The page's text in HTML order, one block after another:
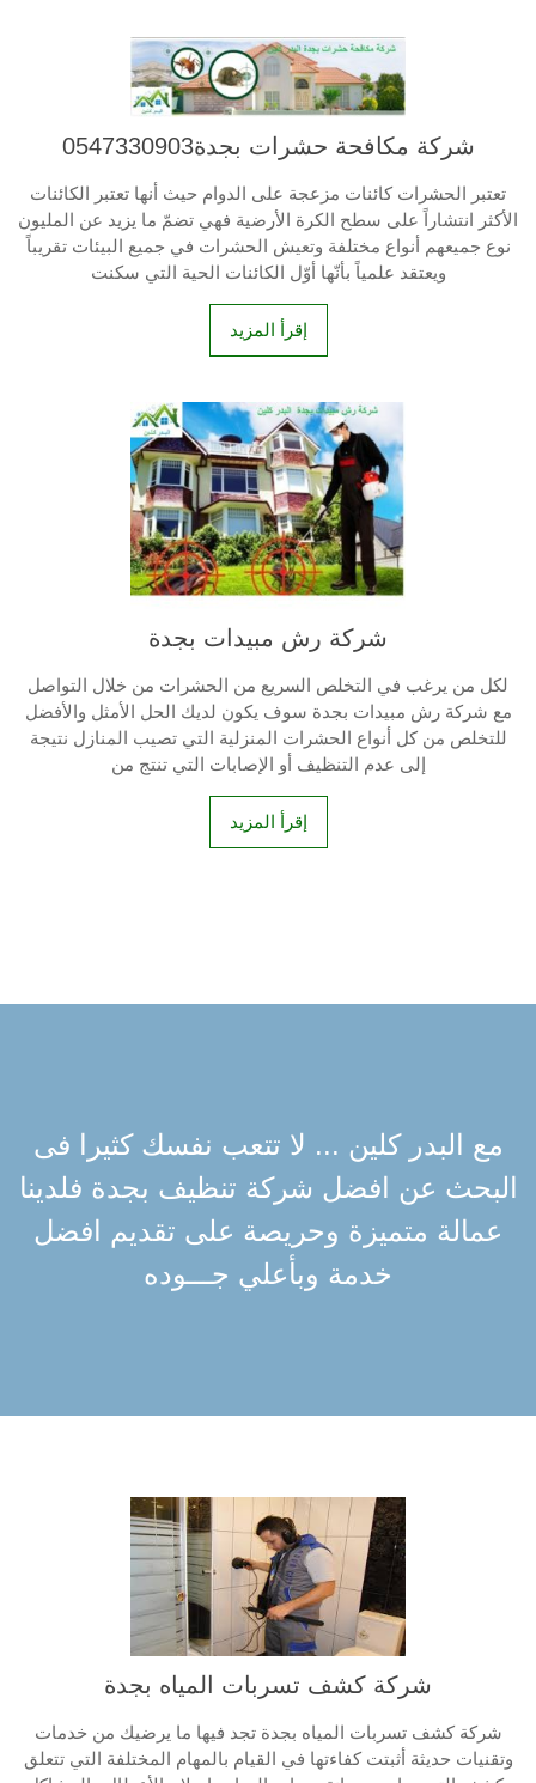
شركة مكافحة حشرات بجدة0547330903
تعتبر الحشرات كائنات مزعجة على الدوام حيث أنها تعتبر الكائنات
الأكثر انتشاراً على سطح الكرة الأرضية فهي تضمّ ما يزيد عن المليون
نوع جميعهم أنواع مختلفة وتعيش الحشرات في جميع البيئات تقريباً
ويعتقد علمياً بأنّها أوّل الكائنات الحية التي سكنت
إقرأ المزيد
شركة رش مبيدات بجدة
لكل من يرغب في التخلص السريع من الحشرات من خلال التواصل
مع شركة رش مبيدات بجدة سوف يكون لديك الحل الأمثل والأفضل
للتخلص من كل أنواع الحشرات المنزلية التي تصيب المنازل نتيجة
إلى عدم التنظيف أو الإصابات التي تنتج من
إقرأ المزيد
مع البدر كلين ... لا تتعب نفسك كثيرا فى
البحث عن افضل شركة تنظيف بجدة فلدينا
عمالة متميزة وحريصة على تقديم افضل
خدمة وبأعلي جـــوده
شركة كشف تسربات المياه بجدة
شركة كشف تسربات المياه بجدة تجد فيها ما يرضيك من خدمات
وتقنيات حديثة أثبتت كفاءتها في القيام بالمهام المختلفة التي تتعلق